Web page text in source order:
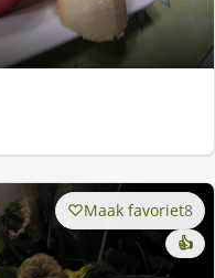
Maak favoriet8
👍